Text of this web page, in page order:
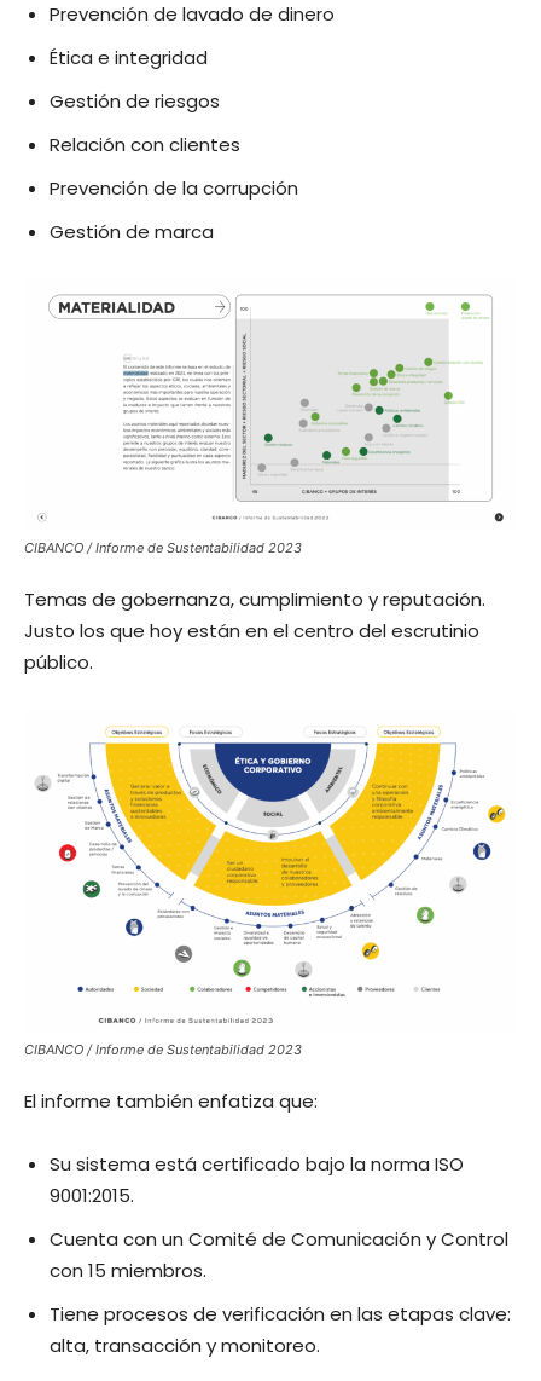
Prevención de lavado de dinero
Ética e integridad
Gestión de riesgos
Relación con clientes
Prevención de la corrupción
Gestión de marca
CIBANCO / Informe de Sustentabilidad 2023
Temas de gobernanza, cumplimiento y reputación.
Justo los que hoy están en el centro del escrutinio
público.
CIBANCO / Informe de Sustentabilidad 2023
El informe también enfatiza que:
Su sistema está certificado bajo la norma ISO
9001:2015.
Cuenta con un Comité de Comunicación y Control
con 15 miembros.
Tiene procesos de verificación en las etapas clave:
alta, transacción y monitoreo.